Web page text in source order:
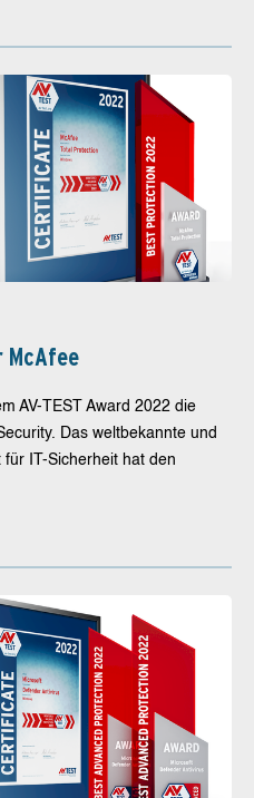
McAfee
AV-TEST Award 2022 die
Das weltbekannte und
IT-Sicherheit hat den